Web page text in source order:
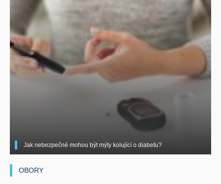
Jak nebezpečné mohou být mýty kolující o diabetu?
OBORY